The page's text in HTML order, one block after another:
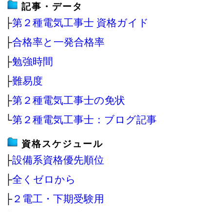
記事・データ
├第２種電気工事士 資格ガイド
├合格率と一発合格率
├勉強時間
├難易度
├第２種電気工事士の免状
└第２種電気工事士：ブログ記事
資格スケジュール
├設備系資格優先順位
├全くゼロから
├ ２電工・下期受験用